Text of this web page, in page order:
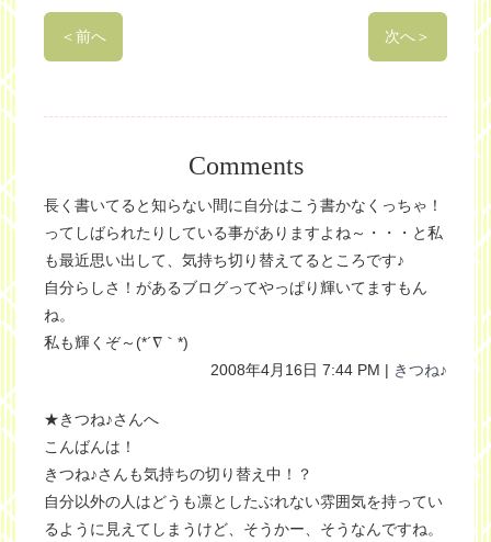
＜前へ 次へ＞
Comments
長く書いてると知らない間に自分はこう書かなくっちゃ！
ってしばられたりしている事がありますよね～・・・と私
も最近思い出して、気持ち切り替えてるところです♪
自分らしさ！があるブログってやっぱり輝いてますもん
ね。
私も輝くぞ～(*´∇｀*)
2008年4月16日 7:44 PM | きつね♪
★きつね♪さんへ
こんばんは！
きつね♪さんも気持ちの切り替え中！？
自分以外の人はどうも凛としたぶれない雰囲気を持ってい
るように見えてしまうけど、そうかー、そうなんですね。